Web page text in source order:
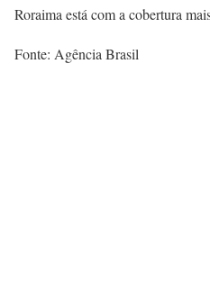
Roraima está com a cobertura
Fonte: Agência Brasil